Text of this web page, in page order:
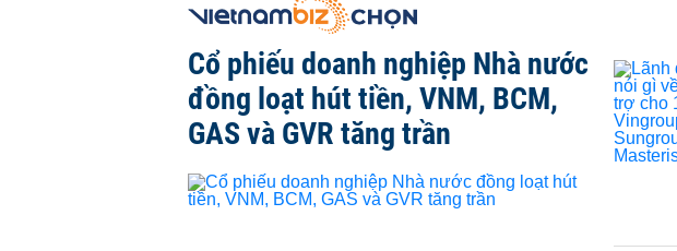
Cổ phiếu doanh nghiệp Nhà nước
đồng loạt hút tiền, VNM, BCM,
GAS và GVR tăng trần